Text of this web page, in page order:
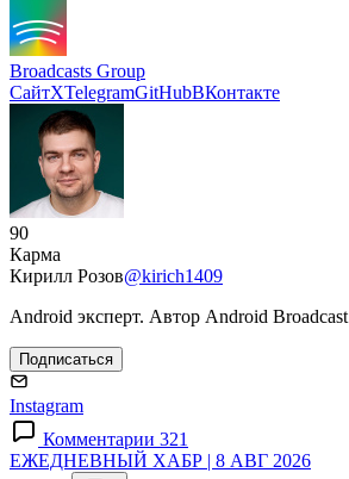
Broadcasts Group
СайтXTelegramGitHubВКонтакте
90
Карма
Кирилл Розов@kirich1409
Android эксперт. Автор Android Broadcast
Подписаться
Instagram
Комментарии 321
ЕЖЕДНЕВНЫЙ ХАБР | 8 АВГ 2026